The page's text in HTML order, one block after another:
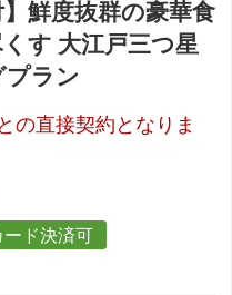
】鮮度抜群の豪華食
す 大江戸三つ星
ラン
の直接契約となりま
ド決済可